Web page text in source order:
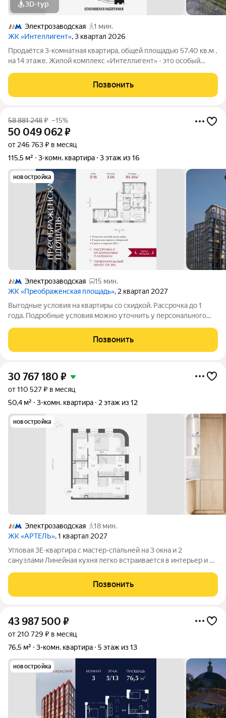
3D-тур
Электрозаводская
1 мин.
ЖК «Интеллигент», 3 квартал 2026
Продаётся 3-комнатная квартира, общей площадью 57.40 кв.м ,
на 14 этаже. Жилой комплекс «Интеллигент» - это особый
районе ЦАО и его сложившаяся инфраструктура органично
дополняются множеством
Позвонить
58 881 248₽ –15%
50 049 062₽
от 246 763 ₽ в месяц
115,5 м²
3-комн. квартира 3 этаж из 16
новостройка
Электрозаводская
15 мин.
ЖК «Преображенская площадь», 2 квартал 2027
Выгодные условия на квартиры со скидкой. Рассрочка до 1
года. Подробные условия можно уточнить у персонального
комплексе «Преображенская площадь» проекте премиум-
класса на первой линии от метро.
Позвонить
30 767 180 ₽
от 110 527 ₽ в месяц
50,4 м²
3-комн. квартира 2 этаж из 12
новостройка
Электрозаводская
18 мин.
ЖК «АРТЕЛЬ», 1 квартал 2027
Угловая 3Е-квартира с мастер-спальней на 3 окна и 2
санузлами Линейная кухня легко встраивается в интерьер и не
больше света, воздуха и ощущения объема 2 санузла, включая
хозяйский с окном,
Позвонить
43 987 500 ₽
от 210 729 ₽ в месяц
76,5 м²
3-комн. квартира 5 этаж из 13
новостройка